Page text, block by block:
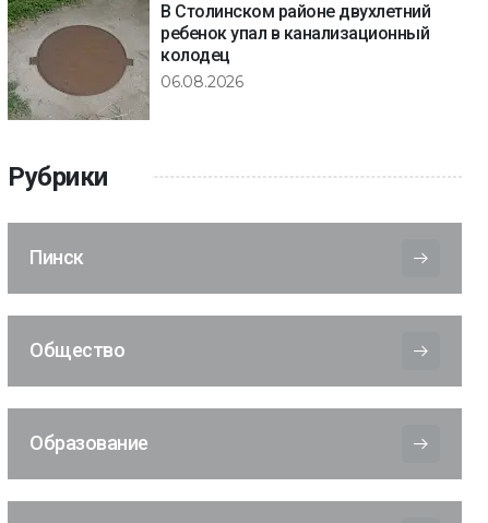
В Столинском районе двухлетний
ребенок упал в канализационный
колодец
06.08.2026
Рубрики
Пинск
Общество
Образование